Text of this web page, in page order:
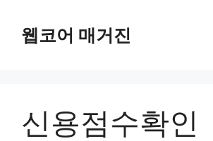
웹코어 매거진
신용점수확인